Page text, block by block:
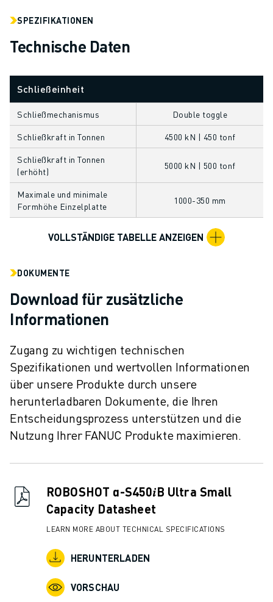
FANUC IN EUROPA
NACHHALTIGKEIT
GESTALTEN SIE IHRE ZUKUNFT MIT FANUC
JETZT BEWERBEN » KARRIEREPORTAL
KONTAKT
KONTAKT
STANDORTE
IMPRESSUM
SPEZIFIKATIONEN
Technische Daten
Schließeinheit
Schließmechanismus Double toggle
Schließkraft in Tonnen 4500 kN | 450 tonf
Schließkraft in Tonnen
(erhöht)
5000 kN | 500 tonf
Maximale und minimale
Formhöhe Einzelplatte
1000-350 mm
VOLLSTÄNDIGE TABELLE ANZEIGEN
DOKUMENTE
Download für zusätzliche
Informationen
Zugang zu wichtigen technischen
Spezifikationen und wertvollen Informationen
über unsere Produkte durch unsere
herunterladbaren Dokumente, die Ihren
Entscheidungsprozess unterstützen und die
Nutzung Ihrer FANUC Produkte maximieren.
ROBOSHOT α-S450𝑖B Ultra Small
Capacity Datasheet
LEARN MORE ABOUT TECHNICAL SPECIFICATIONS
HERUNTERLADEN
VORSCHAU